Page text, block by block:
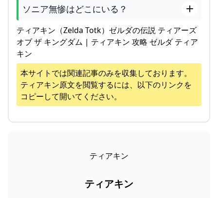
ソニア無惨はどこにいる？
ティアキン（Zelda Totk）ゼルダの伝説 ティアーズ
オブ ザ キングダム | ティアキン 攻略 ゼルダ ティア
キン
本サイトでは関連記事のみを収集しております。
ティアキン原文を閲覧するには、以下のリンクを
コピーして開いてください。
ティアキン
ティアキン